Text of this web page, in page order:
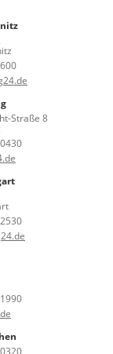
Straße 8